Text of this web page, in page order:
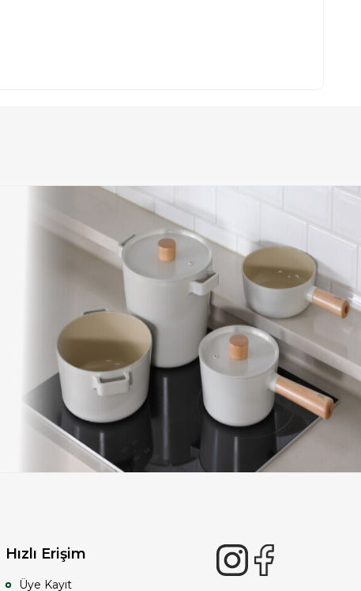
Hızlı Erişim
Üye Kayıt